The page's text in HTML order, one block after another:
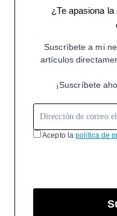
¿Te apasiona
Suscríbete a mi
artículos
¡Suscríbete
Acepto lapolítica de